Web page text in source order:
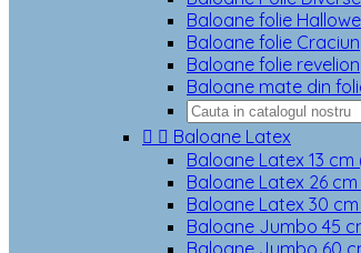
Baloane folie
Baloane folie Craciun
Baloane folie revelion
Baloane mate din
  Baloane Latex
Baloane Latex 13 cm
Baloane Latex 26 cm
Baloane Latex 30 cm
Baloane Jumbo 45
Baloane Jumbo 60